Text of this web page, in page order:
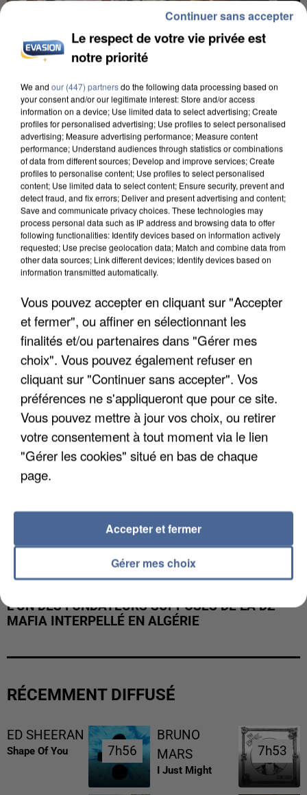
DE SOLIDARITÉ AVEC LES...
APRÈS TOUTES CES CANICULES, LES REFUGES
DE FAUNE SAUVAGE SONT...
L’UN DES FONDATEURS SUPPOSÉS DE LA DZ
MAFIA INTERPELLÉ EN ALGÉRIE
RÉCEMMENT DIFFUSÉ
ED SHEERAN
Shape Of You 7h56
7h56
BRUNO
MARS
I Just Might
7h53
7h53
Le respect de votre vie privée est
notre priorité
We and our (447) partnersdo the following data processing based on
your consent and/or our legitimate interest: Store and/or access
information on a device; Use limited data to select advertising; Create
profiles for personalised advertising; Use profiles to select personalised
advertising; Measure advertising performance; Measure content
performance; Understand audiences through statistics or combinations
of data from different sources; Develop and improve services; Create
profiles to personalise content; Use profiles to select personalised
content; Use limited data to select content; Ensure security, prevent and
detect fraud, and fix errors; Deliver and present advertising and content;
Save and communicate privacy choices. These technologies may
process personal data such as IP address and browsing data to offer
following functionalities: Identify devices based on information actively
requested; Use precise geolocation data; Match and combine data from
other data sources; Link different devices; Identify devices based on
information transmitted automatically.
Vous pouvez accepter en cliquant sur "Accepter
et fermer", ou affiner en sélectionnant les
finalités et/ou partenaires dans "Gérer mes
choix". Vous pouvez également refuser en
cliquant sur "Continuer sans accepter". Vos
préférences ne s'appliqueront que pour ce site.
Vous pouvez mettre à jour vos choix, ou retirer
votre consentement à tout moment via le lien
"Gérer les cookies" situé en bas de chaque
page.
Gérer mes choix
Accepter et fermer
Continuer sans accepter